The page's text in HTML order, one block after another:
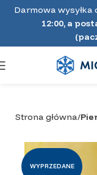
Darmowa wysyłka
12:00, a
Strona główna
WYPRZEDANE